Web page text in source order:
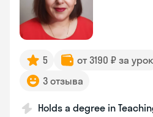
5 от 3190 ₽ за урок
3 отзыва
Holds a degree in